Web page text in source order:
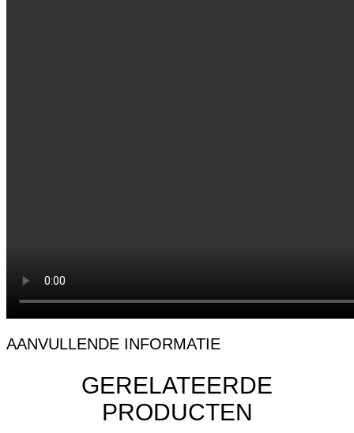
AANVULLENDE INFORMATIE
GERELATEERDE
PRODUCTEN